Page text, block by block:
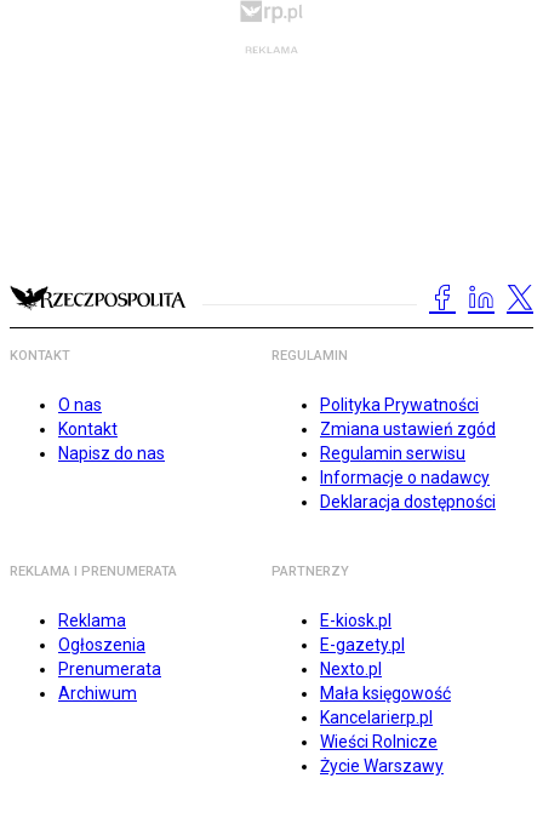
KONTAKT
O nas
Kontakt
Napisz do nas
REGULAMIN
Polityka Prywatności
Zmiana ustawień zgód
Regulamin serwisu
Informacje o nadawcy
Deklaracja dostępności
REKLAMA I PRENUMERATA
Reklama
Ogłoszenia
Prenumerata
Archiwum
PARTNERZY
E-kiosk.pl
E-gazety.pl
Nexto.pl
Mała księgowość
Kancelarierp.pl
Wieści Rolnicze
Życie Warszawy